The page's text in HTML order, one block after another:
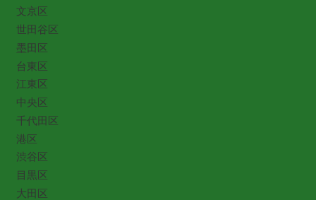
文京区
世田谷区
墨田区
台東区
江東区
中央区
千代田区
港区
渋谷区
目黒区
大田区